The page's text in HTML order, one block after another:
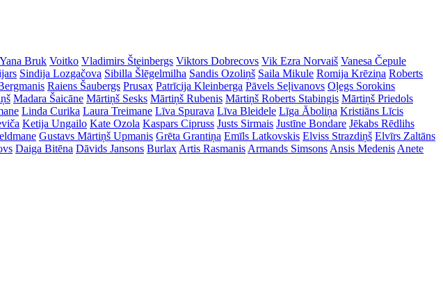
Yana Bruk Voitko Vladimirs Šteinbergs Viktors Dobrecovs Vik Ezra Norvaiš Vanesa Čepule
Sindija Lozgačova Sibilla Šlēgelmilha Sandis Ozoliņš Saila Mikule Romija Krēziņa Roberts
Raiens Šaubergs Prusax Patrīcija Kleinberga Pāvels Seļivanovs Oļegs Sorokins
Madara Šaicāne Mārtiņš Sesks Mārtiņš Rubenis Mārtiņš Roberts Stabingis Mārtiņš Priedols
Linda Curika Laura Treimane Līva Spurava Līva Bleidele Līga Āboliņa Kristiāns Līcis
Ketija Ungailo Kate Ozola Kaspars Cipruss Justs Sirmais Justīne Bondare Jēkabs Rēdlihs
Gustavs Mārtiņš Upmanis Grēta Grantiņa Emīls Latkovskis Elviss Strazdiņš Elvīrs Zaltāns
Daiga Bitēna Dāvids Jansons Burlax Artis Rasmanis Armands Simsons Ansis Medenis Anete